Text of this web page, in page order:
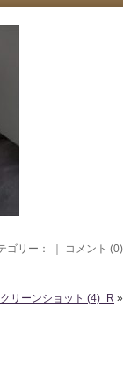
ゴリー： ｜ コメント (0)
リーンショット (4)_R »